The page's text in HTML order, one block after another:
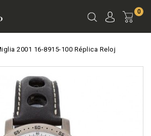
0
2001 16-8915-100 Réplica Reloj